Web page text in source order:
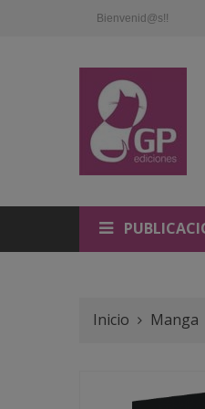
Bienvenid@s!!
Inicio Manga